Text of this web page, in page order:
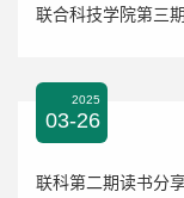
2025
03-26
联科第二期读书分